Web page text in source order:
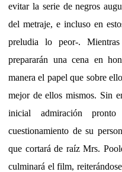
evitar la serie de negros
del metraje, e incluso en
preludia lo peor-.
prepararán una cena en
manera el papel que sobre
mejor de ellos mismos. Sin
inicial admiración
cuestionamiento de su
que cortará de raíz Mrs.
culminará el film,